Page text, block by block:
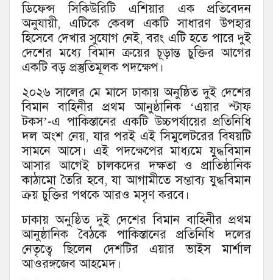
ডিফেন্স সিকিউরিটি এশিয়ার এক প্রতিবেদন
অনুযায়ী, এটিকে কেবল একটি সাধারণ উপহার
হিসেবে দেখার সুযোগ নেই, বরং এটি হতে পারে দুই
দেশের মধ্যে বিমান ক্রয়ের চূড়ান্ত চুক্তির আগের
একটি বড় প্রস্তুতিমূলক পদক্ষেপ।
২০২৬ সালের মে মাসে ঢাকায় অনুষ্ঠিত দুই দেশের
বিমান বাহিনীর প্রথম আনুষ্ঠানিক ‘এয়ার স্টাফ
টকস’-এ পাকিস্তানের একটি উচ্চপর্যায়ের প্রতিনিধি
দল অংশ নেয়, যার পরই এই সিমুলেটরের বিষয়টি
সামনে আসে। এই পদক্ষেপের মাধ্যমে যুদ্ধবিমান
আসার আগেই চালকদের দক্ষতা ও প্রাতিষ্ঠানিক
কাঠামো তৈরি হবে, যা আগামীতে সম্ভাব্য যুদ্ধবিমান
ক্রয় চুক্তির পথকে আরও মসৃণ করবে।
ঢাকায় অনুষ্ঠিত দুই দেশের বিমান বাহিনীর প্রথম
আনুষ্ঠানিক বৈঠকে পাকিস্তানের প্রতিনিধি দলের
নেতৃত্বে ছিলেন দেশটির এয়ার ভাইস মার্শাল
আওরঙ্গজেব আহমেদ।